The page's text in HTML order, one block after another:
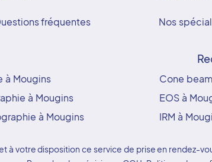
fréquentes Nos
à Mougins Cone
à Mougins
EOS à
à Mougins
IRM à
à votre disposition ce service de prise en rendez-